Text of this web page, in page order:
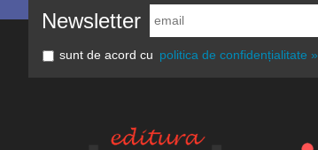
Newsletter
sunt de acord cu politica de confidențialitate »